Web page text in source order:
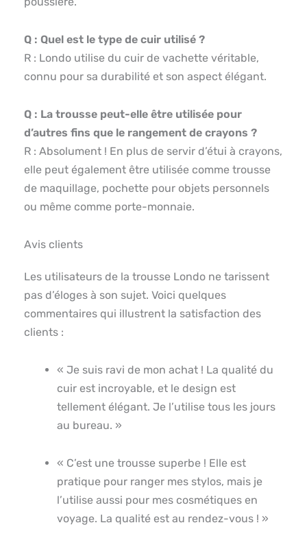
Q : Quel est le type de cuir utilisé ?
R : Londo utilise du cuir de vachette véritable,
connu pour sa durabilité et son aspect élégant.
Q : La trousse peut-elle être utilisée pour
d’autres fins que le rangement de crayons ?
R : Absolument ! En plus de servir d’étui à crayons,
elle peut également être utilisée comme trousse
de maquillage, pochette pour objets personnels
ou même comme porte-monnaie.
Avis clients
Les utilisateurs de la trousse Londo ne tarissent
pas d’éloges à son sujet. Voici quelques
commentaires qui illustrent la satisfaction des
clients :
« Je suis ravi de mon achat ! La qualité du
cuir est incroyable, et le design est
tellement élégant. Je l’utilise tous les jours
au bureau. »
« C’est une trousse superbe ! Elle est
pratique pour ranger mes stylos, mais je
l’utilise aussi pour mes cosmétiques en
voyage. La qualité est au rendez-vous ! »